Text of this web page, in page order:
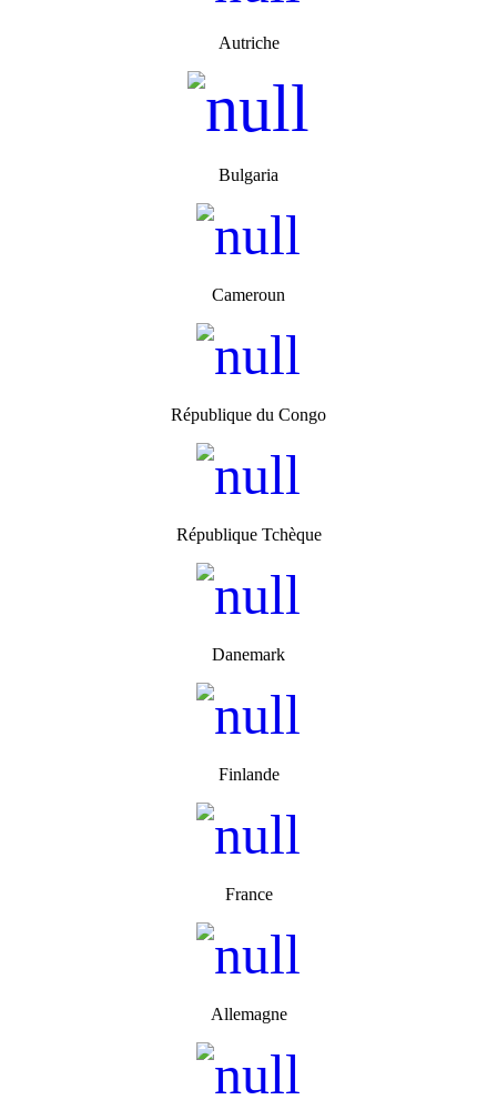
Autriche
Bulgaria
Cameroun
République du Congo
République Tchèque
Danemark
Finlande
France
Allemagne